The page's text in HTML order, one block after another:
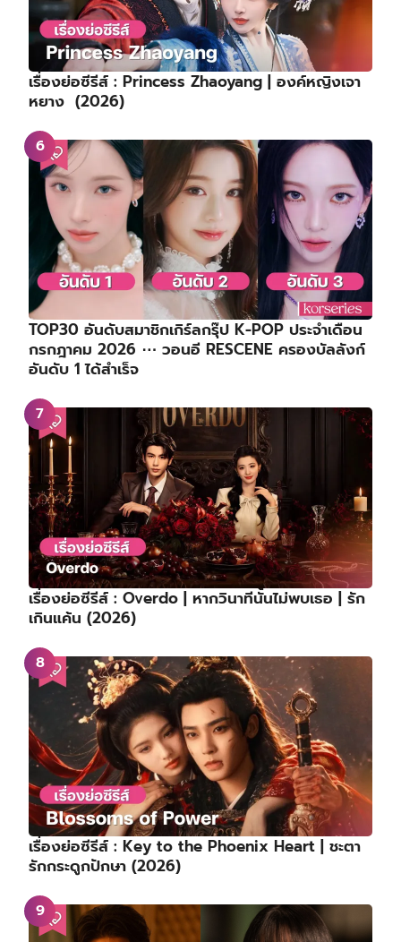
เรื่องย่อซีรีส์ : Princess Zhaoyang | องค์หญิงเจา
หยาง (2026)
TOP30 อันดับสมาชิกเกิร์ลกรุ๊ป K-POP ประจำเดือน
กรกฎาคม 2026 ⋯ วอนอี RESCENE ครองบัลลังก์
อันดับ 1 ได้สำเร็จ
เรื่องย่อซีรีส์ : Overdo | หากวินาทีนั้นไม่พบเธอ | รัก
เกินแค้น (2026)
เรื่องย่อซีรีส์ : Key to the Phoenix Heart | ชะตา
รักกระดูกปักษา (2026)